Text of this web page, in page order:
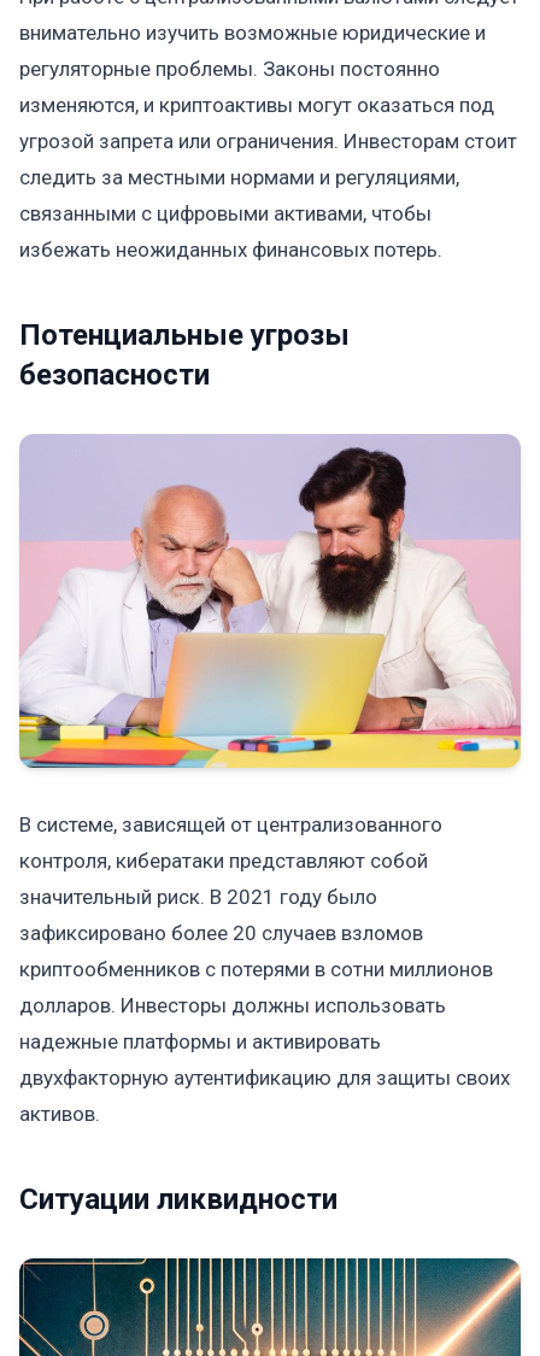
внимательно изучить возможные юридические и
регуляторные проблемы. Законы постоянно
изменяются, и криптоактивы могут оказаться под
угрозой запрета или ограничения. Инвесторам стоит
следить за местными нормами и регуляциями,
связанными с цифровыми активами, чтобы
избежать неожиданных финансовых потерь.
Потенциальные угрозы
безопасности
В системе, зависящей от централизованного
контроля, кибератаки представляют собой
значительный риск. В 2021 году было
зафиксировано более 20 случаев взломов
криптообменников с потерями в сотни миллионов
долларов. Инвесторы должны использовать
надежные платформы и активировать
двухфакторную аутентификацию для защиты своих
активов.
Ситуации ликвидности